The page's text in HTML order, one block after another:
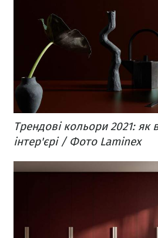
Трендові кольори 2021: як
інтер'єрі / Фото Laminex